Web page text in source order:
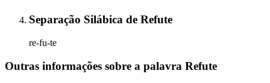
Separação Silábica de Refute
re-fu-te
Outras informações sobre a palavra Refute